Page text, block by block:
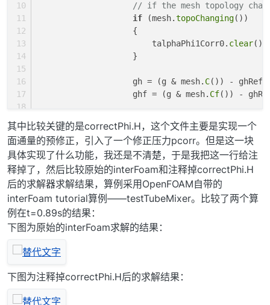
// if the mesh topology
if (mesh.topoChanging())
                    {
                        talphaPhi1Corr0.
clear();
                    }
                    gh = (g & mesh.
C()) - ghRef;
                    ghf = (g & mesh.
Cf()) -
                    MRF.
update ();
if (correctPhi)
                    {
// Calculate absolute
// from the mapped
                        phi = mesh.
Sf() & Uf();
#include
                        fvc::
                        mixture.
                    }
其中比较关键的是correctPhi.H，这个文件主要是实现一个
面通量的预修正，引入了一个修正压力pcorr。但是这一块
具体实现了什么功能，我还是不清楚，于是我把这一行给注
释掉了，然后比较原始的interFoam和注释掉correctPhi.H
后的求解器求解结果，算例采用OpenFOAM自带的
interFoam tutorial算例——testTubeMixer。比较了两个算
例在t=0.89s的结果：
下图为原始的interFoam求解的结果：
下图为注释掉correctPhi.H后的求解结果：